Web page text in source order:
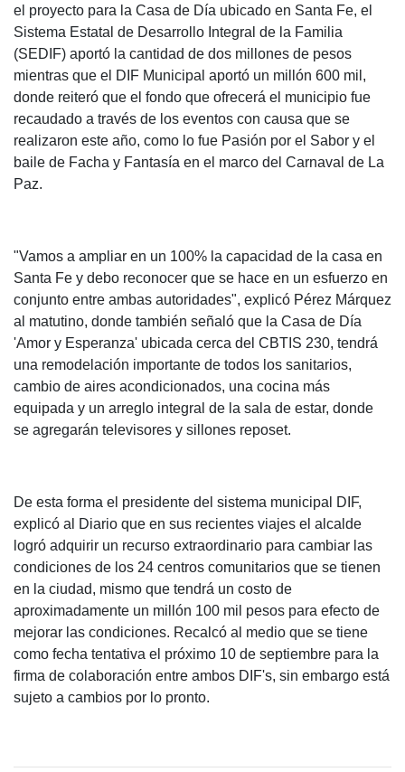
el proyecto para la Casa de Día ubicado en Santa Fe, el
Sistema Estatal de Desarrollo Integral de la Familia
(SEDIF) aportó la cantidad de dos millones de pesos
mientras que el DIF Municipal aportó un millón 600 mil,
donde reiteró que el fondo que ofrecerá el municipio fue
recaudado a través de los eventos con causa que se
realizaron este año, como lo fue Pasión por el Sabor y el
baile de Facha y Fantasía en el marco del Carnaval de La
Paz.
"Vamos a ampliar en un 100% la capacidad de la casa en
Santa Fe y debo reconocer que se hace en un esfuerzo en
conjunto entre ambas autoridades", explicó Pérez Márquez
al matutino, donde también señaló que la Casa de Día
'Amor y Esperanza' ubicada cerca del CBTIS 230, tendrá
una remodelación importante de todos los sanitarios,
cambio de aires acondicionados, una cocina más
equipada y un arreglo integral de la sala de estar, donde
se agregarán televisores y sillones reposet.
De esta forma el presidente del sistema municipal DIF,
explicó al Diario que en sus recientes viajes el alcalde
logró adquirir un recurso extraordinario para cambiar las
condiciones de los 24 centros comunitarios que se tienen
en la ciudad, mismo que tendrá un costo de
aproximadamente un millón 100 mil pesos para efecto de
mejorar las condiciones. Recalcó al medio que se tiene
como fecha tentativa el próximo 10 de septiembre para la
firma de colaboración entre ambos DIF's, sin embargo está
sujeto a cambios por lo pronto.